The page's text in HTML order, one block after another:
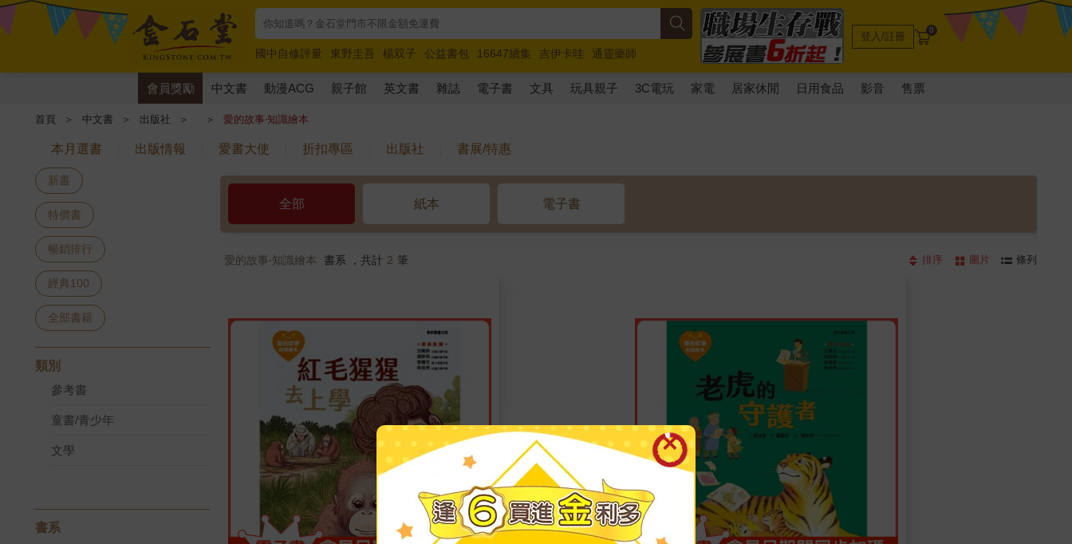
國中自修評量 東野圭吾 楊双子 公益書包 16647續集 吉伊卡哇
通靈藥師
唯紅花綻放
奧德賽 路邊攤新作 馬斯克 玩具總動員5 超慢跑
登入/註冊 0
會員獎勵 中文書 動漫ACG 親子館 英文書 雜誌 電子書 文具 玩具親子 3C電玩 家電 居家休閒 日用食品 影音 售票
首頁 ＞ 中文書 ＞ 出版社 ＞ ＞ 愛的故事‧知識繪本
本月選書 出版情報 愛書大使 折扣專區 出版社 書展/特惠
新書
特價書
暢銷排行
經典100
全部書籍
類別
參考書
童書/青少年
文學
書系
全部 紙本 電子書
愛的故事‧知識繪本 書系 ，共計 2 筆 排序 圖片 條列